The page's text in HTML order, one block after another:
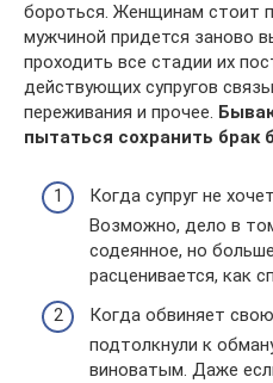
бороться. Женщинам стоит
мужчиной придется заново
проходить все стадии их
действующих супругов
переживания и прочее.
пытаться сохранить брак
Когда супруг не
Возможно, дело в
содеянное, но
расценивается, как
Когда обвиняет
подтолкнули к
виноватым. Даже